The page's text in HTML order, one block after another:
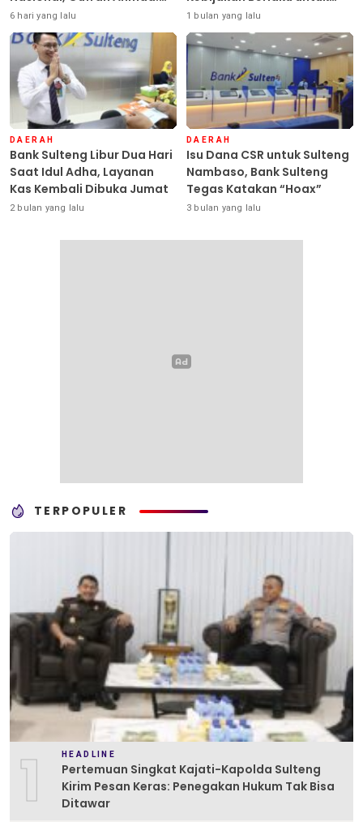
Sulteng Siap Ambil Peran
6 hari yang lalu
Seluruh Debitur ASN
1 bulan yang lalu
DAERAH
Bank Sulteng Libur Dua Hari
Saat Idul Adha, Layanan
Kas Kembali Dibuka Jumat
2 bulan yang lalu
DAERAH
Isu Dana CSR untuk Sulteng
Nambaso, Bank Sulteng
Tegas Katakan “Hoax”
3 bulan yang lalu
TERPOPULER
1 HEADLINE
Pertemuan Singkat Kajati-Kapolda Sulteng
Kirim Pesan Keras: Penegakan Hukum Tak Bisa
Ditawar